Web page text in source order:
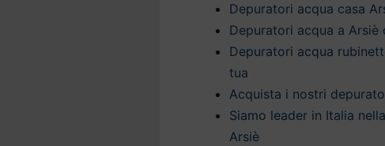
Depuratori acqua casa
Depuratori acqua a Arsiè
Depuratori acqua
tua
Acquista i nostri
Siamo leader in Italia
Arsiè